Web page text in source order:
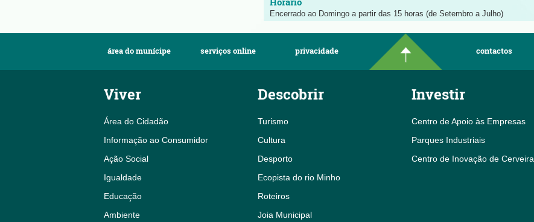
Encerrado ao Domingo a partir das 15 horas (de Setembro a Julho)
área do munícipe serviços online privacidade contactos
Viver
Área do Cidadão
Informação ao Consumidor
Ação Social
Igualdade
Educação
Ambiente
Descobrir
Turismo
Cultura
Desporto
Ecopista do rio Minho
Roteiros
Joia Municipal
Investir
Centro de Apoio às Empresas
Parques Industriais
Centro de Inovação de Cerveira